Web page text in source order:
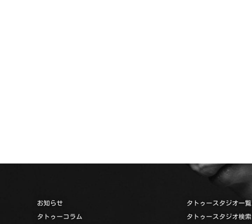
お知らせ
タトゥーコラム
タトゥースタジオ一覧
タトゥースタジオ検索